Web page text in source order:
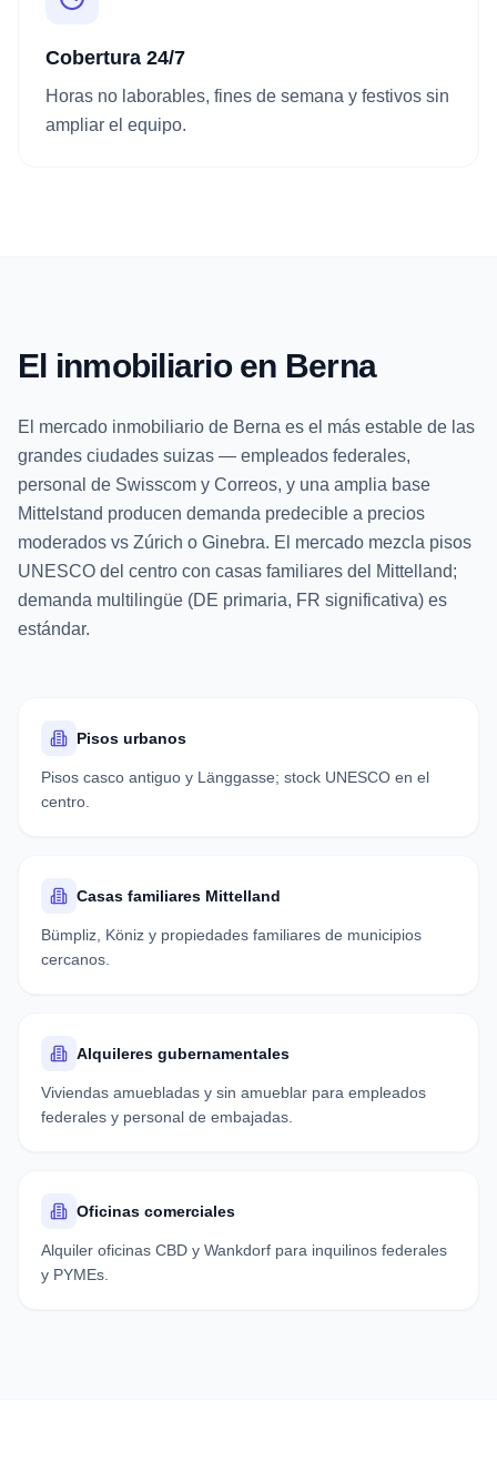
Cobertura 24/7
Horas no laborables, fines de semana y festivos sin
ampliar el equipo.
El inmobiliario en Berna
El mercado inmobiliario de Berna es el más estable de las
grandes ciudades suizas — empleados federales,
personal de Swisscom y Correos, y una amplia base
Mittelstand producen demanda predecible a precios
moderados vs Zúrich o Ginebra. El mercado mezcla pisos
UNESCO del centro con casas familiares del Mittelland;
demanda multilingüe (DE primaria, FR significativa) es
estándar.
Pisos urbanos
Pisos casco antiguo y Länggasse; stock UNESCO en el
centro.
Casas familiares Mittelland
Bümpliz, Köniz y propiedades familiares de municipios
cercanos.
Alquileres gubernamentales
Viviendas amuebladas y sin amueblar para empleados
federales y personal de embajadas.
Oficinas comerciales
Alquiler oficinas CBD y Wankdorf para inquilinos federales
y PYMEs.